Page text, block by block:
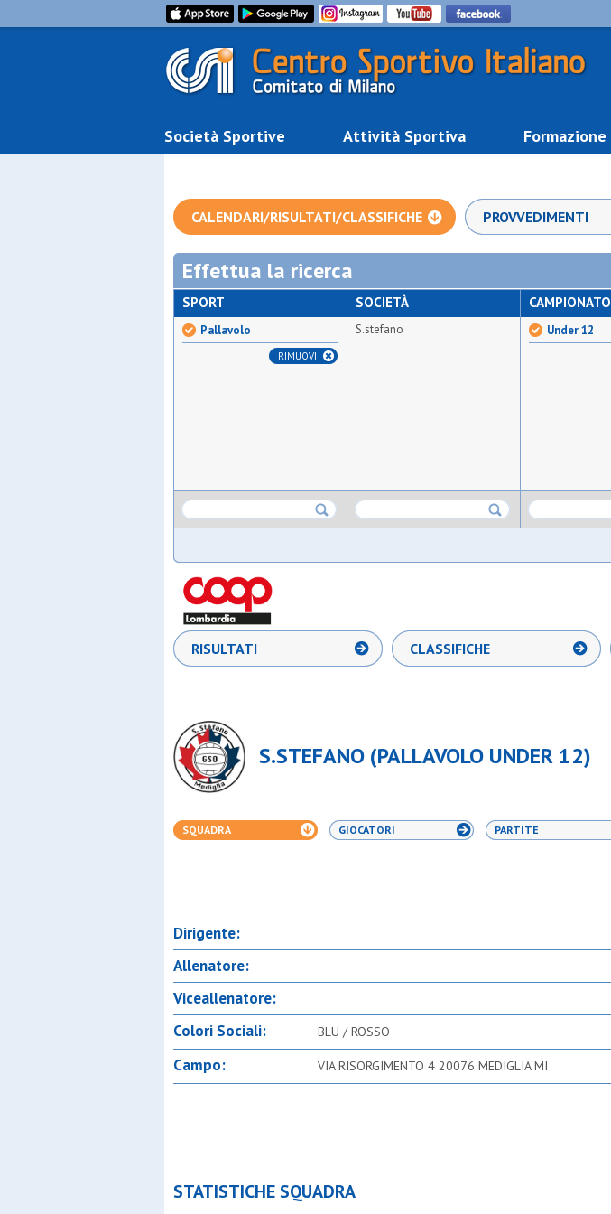
Società Sportive Attività Sportiva Formazione
CALENDARI/RISULTATI/CLASSIFICHE PROVVEDIMENTI
Effettua la ricerca
SPORT
Pallavolo
RIMUOVI
SOCIETÀ
S.stefano
CAMPIONATO
Under 12
RISULTATI CLASSIFICHE
S.STEFANO (PALLAVOLO UNDER 12)
SQUADRA GIOCATORI PARTITE
Dirigente:
Allenatore:
Viceallenatore:
Colori Sociali:
BLU / ROSSO
Campo: VIA RISORGIMENTO 4 20076 MEDIGLIA MI
STATISTICHE SQUADRA